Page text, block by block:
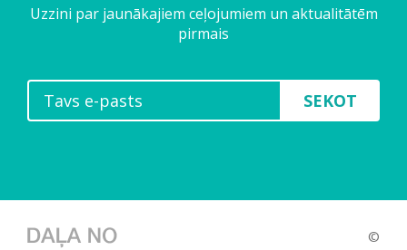
Uzzini par jaunākajiem ceļojumiem un aktualitātēm
pirmais
SEKOT
©